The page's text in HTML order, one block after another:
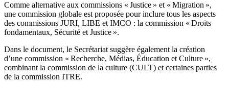
Comme alternative aux commissions « Justice » et « Migration »,
une commission globale est proposée pour inclure tous les aspects
des commissions JURI, LIBE et IMCO : la commission « Droits
fondamentaux, Sécurité et Justice ».
Dans le document, le Secrétariat suggère également la création
d’une commission « Recherche, Médias, Éducation et Culture »,
combinant la commission de la culture (CULT) et certaines parties
de la commission ITRE.